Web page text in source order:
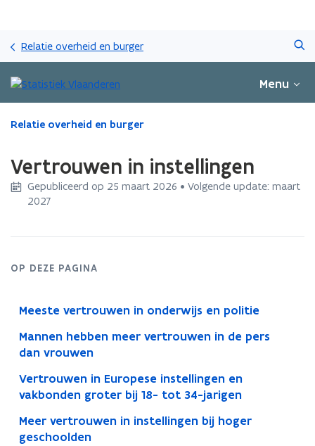
gaan
Relatie overheid en burger
Menu
Gedaan
bevindt
Relatie overheid en burger
Vertrouwen in instellingen
Gepubliceerd op 25 maart 2026 • Volgende update: maart
2027
OP DEZE PAGINA
Meeste vertrouwen in onderwijs en politie
Mannen hebben meer vertrouwen in de pers
dan vrouwen
Vertrouwen in Europese instellingen en
vakbonden groter bij 18- tot 34-jarigen
Meer vertrouwen in instellingen bij hoger
geschoolden